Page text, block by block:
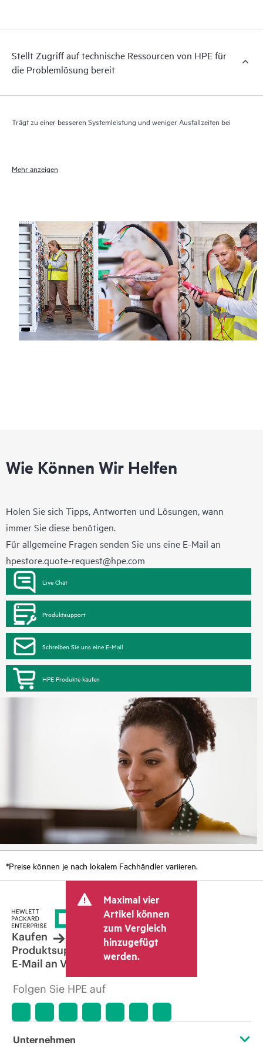
kommerziell verfügbare, wichtige Informationen lokalisieren
Stellt Zugriff auf technische Ressourcen von HPE für
die Problemlösung bereit
Trägt zu einer besseren Systemleistung und weniger Ausfallzeiten bei
Mehr anzeigen
Wie Können Wir Helfen
Holen Sie sich Tipps, Antworten und Lösungen, wann
immer Sie diese benötigen.
Für allgemeine Fragen senden Sie uns eine E-Mail an
hpestore.quote-request@hpe.com
Live Chat
Produktsupport
Schreiben Sie uns eine E-Mail
HPE Produkte kaufen
*Preise können je nach lokalem Fachhändler variieren.
Maximal vier
Artikel können
zum Vergleich
hinzugefügt
werden.
Kaufen
Produktsupport
E-Mail an Vertrieb
Folgen Sie HPE auf
Unternehmen